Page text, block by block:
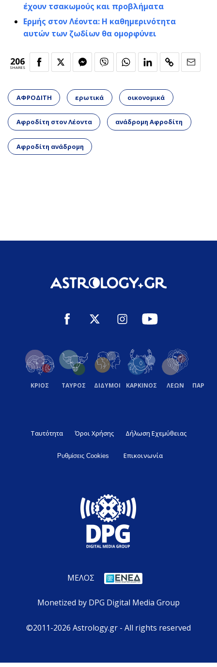
έχουν τσακωμούς και προβλήματα
Ερμής στον Λέοντα: Η καθημερινότητα
αυτών των ζωδίων θα ομορφύνει
206
SHARES
ΑΦΡΟΔΙΤΗ ερωτικά οικονομικά
Αφροδίτη στον Λέοντα ανάδρομη Αφροδίτη
Αφροδίτη ανάδρομη
ΚΡΙΟΣ ΤΑΥΡΟΣ ΔΙΔΥΜΟΙ ΚΑΡΚΙΝΟΣ ΛΕΩΝ
Ταυτότητα Όροι Χρήσης Δήλωση Εχεμύθειας
Ρυθμίσεις Cookies Επικοινωνία
ΜΕΛΟΣ
Monetized by DPG Digital Media Group
©2011-2026 Astrology.gr - All rights reserved